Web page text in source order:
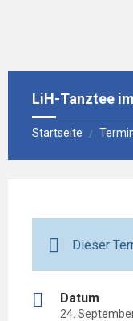
sidebar
LiH-Tanztee
Startseite /
Dieser
Datum
24.